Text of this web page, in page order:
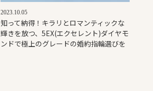
2023.10.05
知って納得！キラリとロマンティックな
輝きを放つ、5EX(エクセレント)ダイヤモ
ンドで極上のグレードの婚約指輪選びを